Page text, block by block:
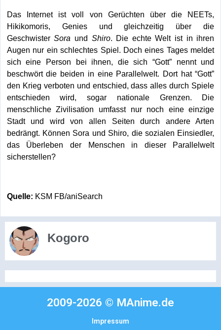
Das Internet ist voll von Gerüchten über die NEETs,
Hikikomoris, Genies und gleichzeitig über die
GeschwisterSora und Shiro. Die echte Welt ist in ihren
Augen nur ein schlechtes Spiel. Doch eines Tages meldet
sich eine Person bei ihnen, die sich “Gott” nennt und
beschwört die beiden in eine Parallelwelt. Dort hat “Gott”
den Krieg verboten und entschied, dass alles durch Spiele
entschieden wird, sogar nationale Grenzen. Die
menschliche Zivilisation umfasst nur noch eine einzige
Stadt und wird von allen Seiten durch andere Arten
bedrängt. Können Sora und Shiro, die sozialen Einsiedler,
das Überleben der Menschen in dieser Parallelwelt
sicherstellen?
Quelle: KSM FB/aniSearch
Kogoro
2009-2026 © MAnime.de
Impressum